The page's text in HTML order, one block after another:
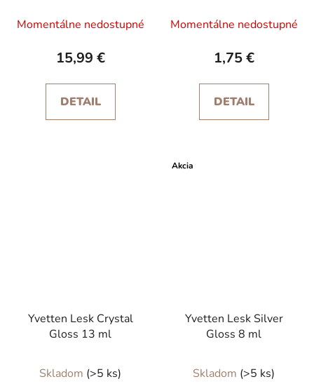
Momentálne nedostupné
15,99 €
DETAIL
Momentálne nedostupné
1,75 €
DETAIL
Yvetten Lesk Crystal
Gloss 13 ml
hodnotenie
Skladom (>5 ks)
Akcia
Yvetten Lesk Silver
Gloss 8 ml
Skladom (>5 ks)